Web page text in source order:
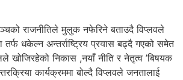
राजनीतिले मुलुक नफेरिने बताउदै विप्लवले
तर्फ धकेल्न अन्तर्राष्ट्रिय प्रयास बढ्दै गएको समेत
खोजिरहेको निकास ,नयाँ नीति र नेतृत्व ’बिषयक
कार्यक्रममा बोल्दै विप्लवले जनतालाई